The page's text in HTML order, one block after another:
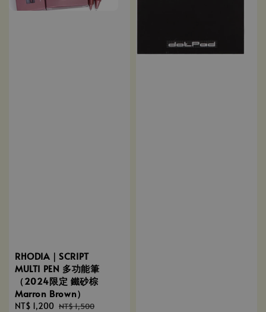
RHODIA｜SCRIPT
MULTI PEN 多功能筆
（2024限定 鐵砂棕
Marron Brown）
Sale
NT$ 1,200 Regular
NT$ 1,500